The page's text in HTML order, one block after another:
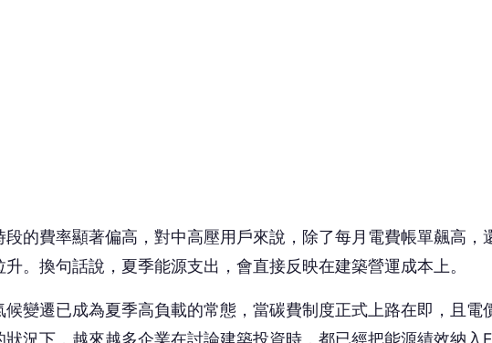
😮
哇
❤️
愛